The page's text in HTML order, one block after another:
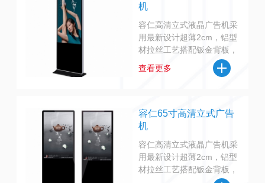
机
容仁高清立式液晶广告机采
用最新设计超薄2cm，铝型
材拉丝工艺搭配钣金背板，
钢化玻璃面板防爆可靠，高
清炫丽适用于酒店，医院，
查看更多
容仁65寸高清立式广告
机
容仁高清立式液晶广告机采
用最新设计超薄2cm，铝型
材拉丝工艺搭配钣金背板，